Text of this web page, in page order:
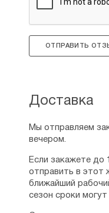
ОТПРАВИТЬ
Доставка
Мы отправляем
вечером.
Если закажете до
отправить в этот
ближайший
сезон сроки могут